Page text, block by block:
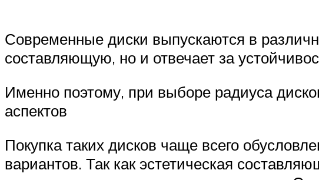
Современные диски выпускаются в
составляющую, но и отвечает за
Именно поэтому, при выборе радиуса
аспектов
Покупка таких дисков чаще всего
вариантов. Так как эстетическая